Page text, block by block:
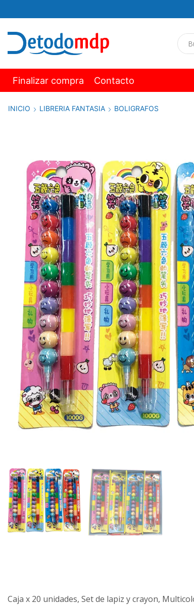
Finalizar compra Contacto
INICIO LIBRERIA FANTASIA BOLIGRAFOS
Caja x 20 unidades, Set de lapiz y crayon,